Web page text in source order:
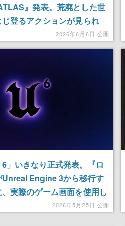
』発表。荒廃とした世
登るアクションが見られ
力の戦闘シーンも2026年6月6日 公開
」いきなり正式発表。『ロ
Engine 3から移行す
実際のゲーム画面を使用し
2026年5月25日 公開